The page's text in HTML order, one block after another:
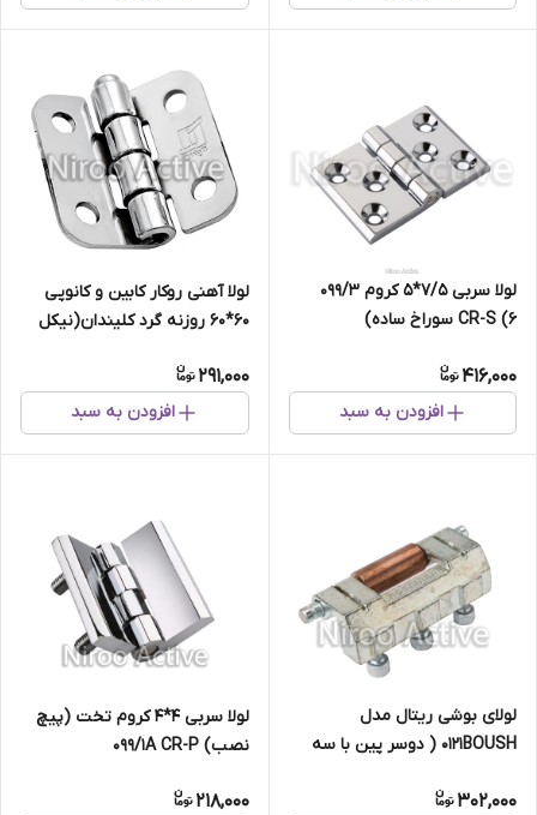
لولا سربی ۷/۵*۵ کروم ۰۹۹/۳
CR-S (۶ سوراخ ساده)
416,000
افزودن به سبد
لولا آهنی روکار کابین و کانوپی
۶۰*۶۰ روزنه گرد کلیندان(نیکل
291,000
افزودن به سبد
لولای بوشی ریتال مدل
۰۱۲۱BOUSH ( دوسر پین با سه
302,000
لولا سربی ۴*۴ کروم تخت (پیچ
نصب) ۰۹۹/۱A CR-P
218,000